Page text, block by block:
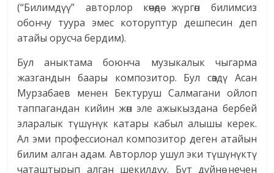
(“Билимдүү” авторлор көчөдө жүргөн билимсиз
обончу туура эмес которуптур дешпесин деп
атайы орусча бердим).
Бул аныктама боюнча музыкалык чыгарма
жазгандын баары композитор. Бул сөздү Асан
Мурзабаев менен Бектуруш Салмагани ойлоп
таппагандан кийин жөн эле ажыкыздана бербей
эларалык түшүнүк катары кабыл алышы керек.
Ал эми профессионал композитор деген атайын
билим алган адам. Авторлор ушул эки түшүнүктү
чаташтырып алган шекилдүү. Бүт дүйнө нечен